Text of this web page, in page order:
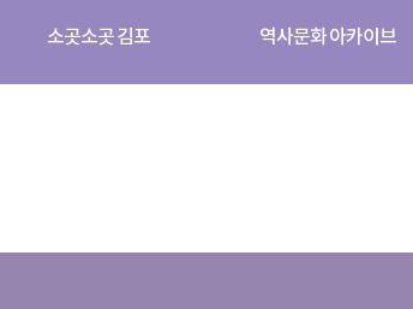
소곳소곳 김포 역사문화 아카이브